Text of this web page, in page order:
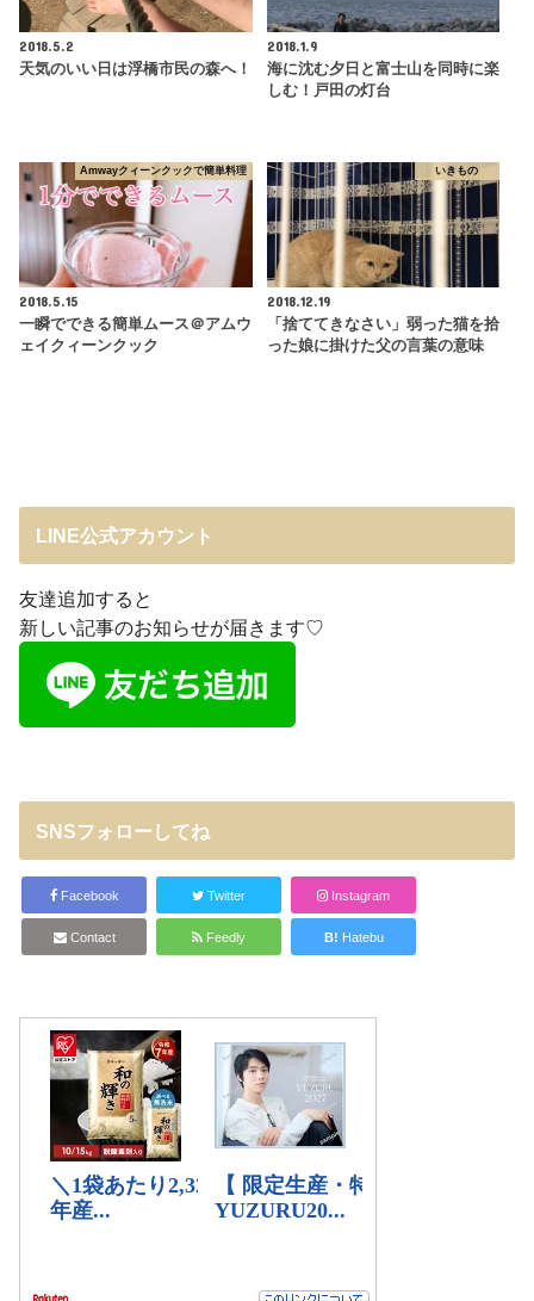
2018.5.2
天気のいい日は浮橋市民の森へ！
2018.1.9
海に沈む夕日と富士山を同時に楽
しむ！戸田の灯台
Amwayクィーンクックで簡単料理
2018.5.15
一瞬でできる簡単ムース＠アムウ
ェイクィーンクック
いきもの
2018.12.19
「捨ててきなさい」弱った猫を拾
った娘に掛けた父の言葉の意味
LINE公式アカウント
友達追加すると
新しい記事のお知らせが届きます♡
SNSフォローしてね
Facebook Twitter Instagram
Contact Feedly B! Hatebu